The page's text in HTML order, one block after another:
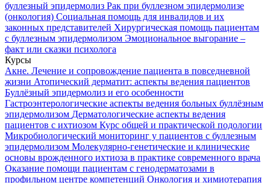
буллезный эпидермолиз Рак при буллезном эпидермолизе
(онкология) Социальная помощь для инвалидов и их
законных представителей Хирургическая помощь пациентам
с буллезным эпидермолизом Эмоциональное выгорание –
факт или сказки психолога
Курсы
Акне. Лечение и сопровождение пациента в повседневной
жизни Атопический дерматит: аспекты ведения пациентов
Буллёзный эпидермолиз и его особенности
Гастроэнтерологические аспекты ведения больных буллёзным
эпидермолизом Дерматологические аспекты ведения
пациентов с ихтиозом Курс общей и практической подологии
Микробиологический мониторинг у пациентов с буллезным
эпидермолизом Молекулярно-генетические и клинические
основы врожденного ихтиоза в практике современного врача
Оказание помощи пациентам с генодерматозами в
профильном центре компетенций Онкология и химиотерапия